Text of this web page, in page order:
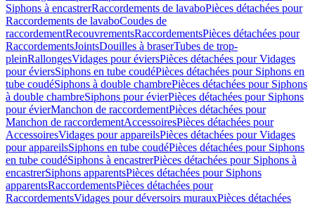
Siphons à encastrerRaccordements de lavaboPièces détachées pour
Raccordements de lavaboCoudes de
raccordementRecouvrementsRaccordementsPièces détachées pour
RaccordementsJointsDouilles à braserTubes de trop-
pleinRallongesVidages pour éviersPièces détachées pour Vidages
pour éviersSiphons en tube coudéPièces détachées pour Siphons en
tube coudéSiphons à double chambrePièces détachées pour Siphons
à double chambreSiphons pour évierPièces détachées pour Siphons
pour évierManchon de raccordementPièces détachées pour
Manchon de raccordementAccessoiresPièces détachées pour
AccessoiresVidages pour appareilsPièces détachées pour Vidages
pour appareilsSiphons en tube coudéPièces détachées pour Siphons
en tube coudéSiphons à encastrerPièces détachées pour Siphons à
encastrerSiphons apparentsPièces détachées pour Siphons
apparentsRaccordementsPièces détachées pour
RaccordementsVidages pour déversoirs murauxPièces détachées